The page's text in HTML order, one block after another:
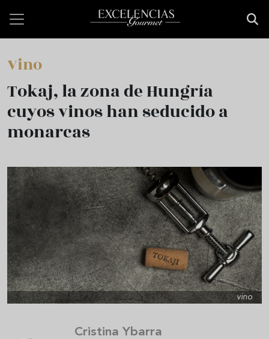
Vino
Tokaj, la zona de Hungría
cuyos vinos han seducido a
monarcas
vino
Cristina Ybarra